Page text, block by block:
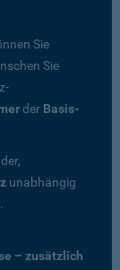
Sie
Sie
der Basis-
unabhängig
– zusätzlich